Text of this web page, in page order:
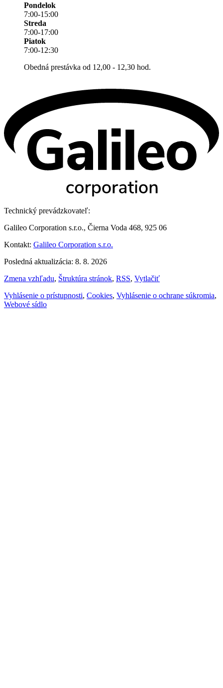
Pondelok
7:00-15:00
Streda
7:00-17:00
Piatok
7:00-12:30
Obedná prestávka od 12,00 - 12,30 hod.
Technický prevádzkovateľ:
Galileo Corporation s.r.o., Čierna Voda 468, 925 06
Kontakt: Galileo Corporation s.r.o.
Posledná aktualizácia: 8. 8. 2026
Zmena vzhľadu, Štruktúra stránok, RSS, Vytlačiť
Vyhlásenie o prístupnosti, Cookies, Vyhlásenie o ochrane súkromia,
Webové sídlo